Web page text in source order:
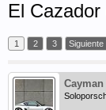
El
1 2 3 Siguiente
Cayman